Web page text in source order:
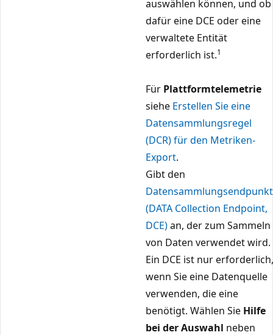
auswählen können, und ob
dafür eine DCE oder eine
verwaltete Entität
erforderlich ist.1
Für Plattformtelemetrie
siehe Erstellen Sie eine
Datensammlungsregel
(DCR) für den Metriken-
Export.
Gibt den
Datensammlungsendpunkt
(DATA Collection Endpoint,
DCE)an, der zum Sammeln
von Daten verwendet wird.
Ein DCE ist nur erforderlich,
wenn Sie eine Datenquelle
verwenden, die eine
benötigt. Wählen Sie Hilfe
bei der Auswahl neben